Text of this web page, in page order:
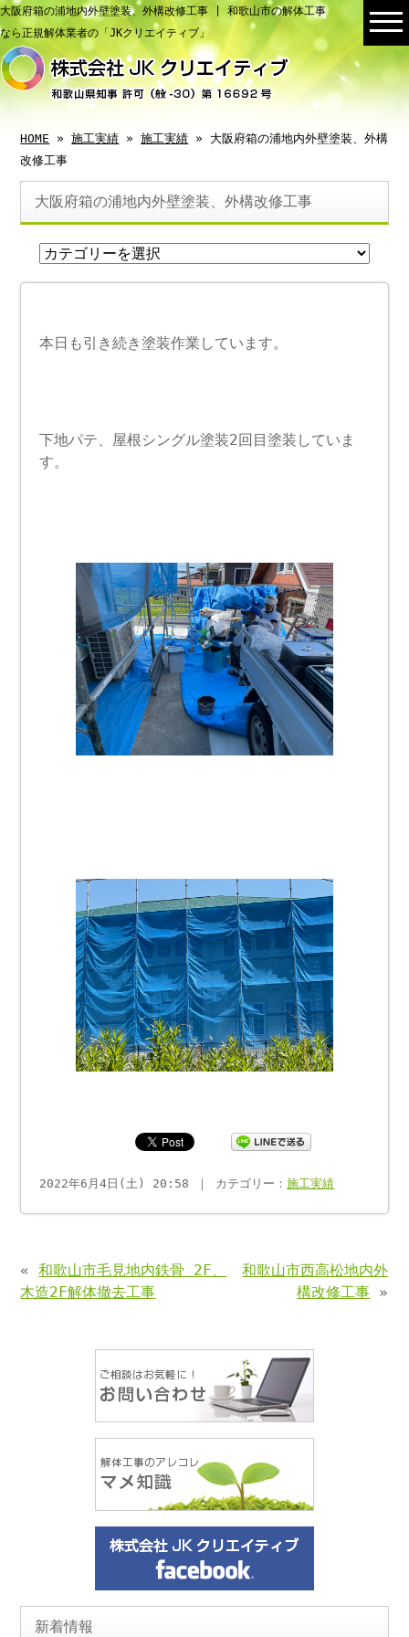
大阪府箱の浦地内外壁塗装、外構改修工事 | 和歌山市の解体工事
なら正規解体業者の「JKクリエイティブ」
HOME »施工実績 »施工実績 » 大阪府箱の浦地内外壁塗装、外構
改修工事
大阪府箱の浦地内外壁塗装、外構改修工事
本日も引き続き塗装作業しています。
下地パテ、屋根シングル塗装2回目塗装していま
す。
2022年6月4日(土) 20:58 ｜ カテゴリー：施工実績
«和歌山市毛見地内鉄骨 2F、
木造2F解体撤去工事
和歌山市西高松地内外
構改修工事 »
新着情報